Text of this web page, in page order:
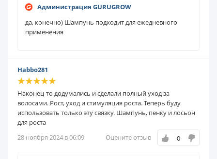
Администрация GURUGROW
да, конечно) Шампунь подходит для ежедневного
применения
Habbo281
Наконец-то додумались и сделали полный уход за
волосами. Рост, уход и стимуляция роста. Теперь буду
использовать только эту связку. Шампунь, пенку и лосьон
для роста
28 ноября 2024 в 06:09
Оцените отзыв 0